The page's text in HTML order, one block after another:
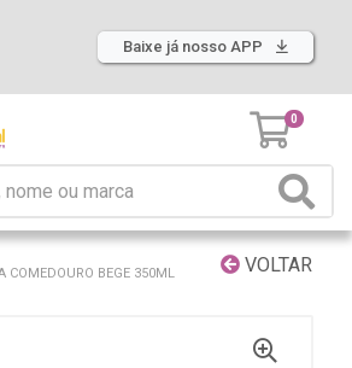
Baixe já nosso APP
0
VOLTAR
COMEDOURO BEGE 350ML